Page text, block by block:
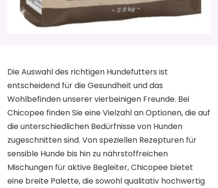
Die Auswahl des richtigen Hundefutters ist
entscheidend für die Gesundheit und das
Wohlbefinden unserer vierbeinigen Freunde. Bei
Chicopee finden Sie eine Vielzahl an Optionen, die auf
die unterschiedlichen Bedürfnisse von Hunden
zugeschnitten sind. Von speziellen Rezepturen für
sensible Hunde bis hin zu nährstoffreichen
Mischungen für aktive Begleiter, Chicopee bietet
eine breite Palette, die sowohl qualitativ hochwertig